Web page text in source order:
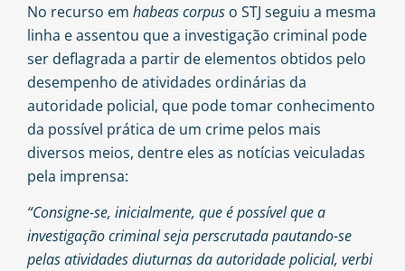
No recurso em habeas corpus o STJ seguiu a mesma
linha e assentou que a investigação criminal pode
ser deflagrada a partir de elementos obtidos pelo
desempenho de atividades ordinárias da
autoridade policial, que pode tomar conhecimento
da possível prática de um crime pelos mais
diversos meios, dentre eles as notícias veiculadas
pela imprensa:
“Consigne-se, inicialmente, que é possível que a
investigação criminal seja perscrutada pautando-se
pelas atividades diuturnas da autoridade policial, verbi